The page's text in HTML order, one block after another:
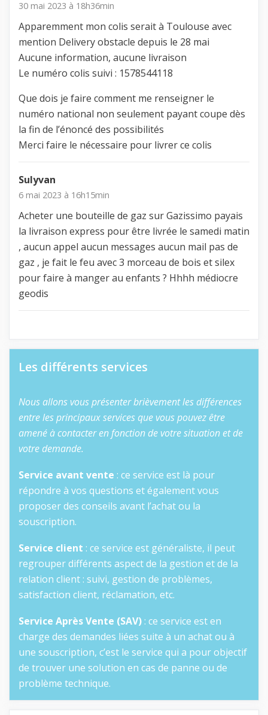
30 mai 2023 à 18h36min
Apparemment mon colis serait à Toulouse avec
mention Delivery obstacle depuis le 28 mai
Aucune information, aucune livraison
Le numéro colis suivi : 1578544118
Que dois je faire comment me renseigner le
numéro national non seulement payant coupe dès
la fin de l’énoncé des possibilités
Merci faire le nécessaire pour livrer ce colis
Sulyvan
6 mai 2023 à 16h15min
Acheter une bouteille de gaz sur Gazissimo payais
la livraison express pour être livrée le samedi matin
, aucun appel aucun messages aucun mail pas de
gaz , je fait le feu avec 3 morceau de bois et silex
pour faire à manger au enfants ? Hhhh médiocre
geodis
Les différents services
Nous allons vous présenter brièvement les différences
entre les principaux services que vous pouvez être
amené à contacter en fonction de votre situation et de
votre demande.
Service avant vente : ce service est là pour
répondre à vos questions et également vous
proposer des conseils avant l’achat ou la
souscription.
Service client : ce service est généraliste, il peut
regrouper différents aspect de la gestion et de la
relation client : suivi, gestion de problèmes,
satisfaction client, réclamation, etc.
Service Après Vente (SAV) : ce service est en
charge des demandes liées suite à un achat ou à
une souscription, c’est le service qui a pour objectif
de trouver une solution en cas de panne ou de
problème technique.